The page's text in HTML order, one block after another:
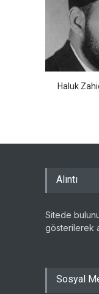
Haluk
Alıntı
Sitede
gösterilerek
Sosyal